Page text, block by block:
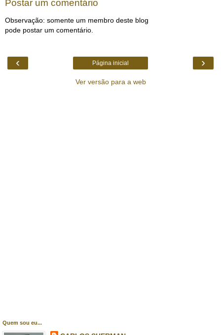
Postar um comentário
Observação: somente um membro deste blog
pode postar um comentário.
‹ ›
Página inicial
Ver versão para a web
Quem sou eu...